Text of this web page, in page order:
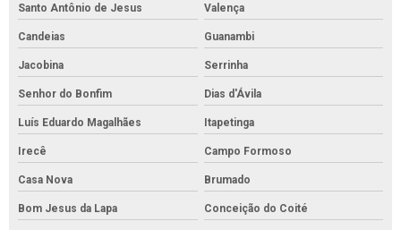
Santo Antônio de Jesus Valença
Candeias Guanambi
Jacobina Serrinha
Senhor do Bonfim Dias d'Ávila
Luís Eduardo Magalhães Itapetinga
Irecê Campo Formoso
Casa Nova Brumado
Bom Jesus da Lapa Conceição do Coité